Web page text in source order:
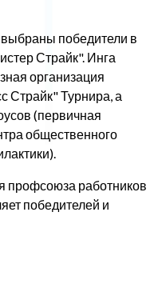
победители в
Страйк". Инга
организация
Страйк" Турнира, а
(первичная
общественного
профсоюза работников
победителей и